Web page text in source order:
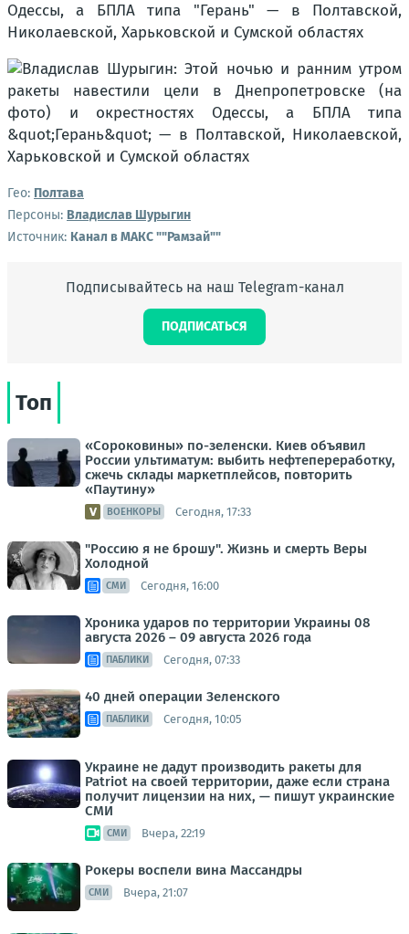
Одессы, а БПЛА типа "Герань" — в Полтавской,
Николаевской, Харьковской и Сумской областях
Гео: Полтава
Персоны: Владислав Шурыгин
Источник: Канал в МАКС ""Рамзай""
Подписывайтесь на наш Telegram-канал
ПОДПИСАТЬСЯ
Топ
«Сороковины» по-зеленски. Киев объявил
России ультиматум: выбить нефтепереработку,
сжечь склады маркетплейсов, повторить
«Паутину»
ВОЕНКОРЫ Сегодня, 17:33
"Россию я не брошу". Жизнь и смерть Веры
Холодной
СМИ Сегодня, 16:00
Хроника ударов по территории Украины 08
августа 2026 – 09 августа 2026 года
ПАБЛИКИ Сегодня, 07:33
40 дней операции Зеленского
ПАБЛИКИ Сегодня, 10:05
Украине не дадут производить ракеты для
Patriot на своей территории, даже если страна
получит лицензии на них, — пишут украинские
СМИ
СМИ Вчера, 22:19
Рокеры воспели вина Массандры
СМИ Вчера, 21:07